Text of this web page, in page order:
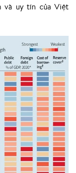
và uy tín của Việt